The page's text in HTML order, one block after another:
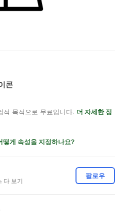
콘
적 목적으로 무료입니다. 더 자세한 정
떻게 속성을 지정하나요?
다 보기
팔로우